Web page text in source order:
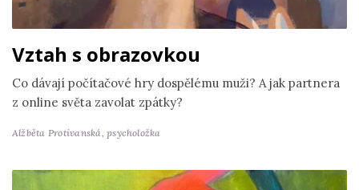
Vztah s obrazovkou
Co dávají počítačové hry dospělému muži? A jak partnera
z online světa zavolat zpátky?
Alžběta Protivanská,psycholožka